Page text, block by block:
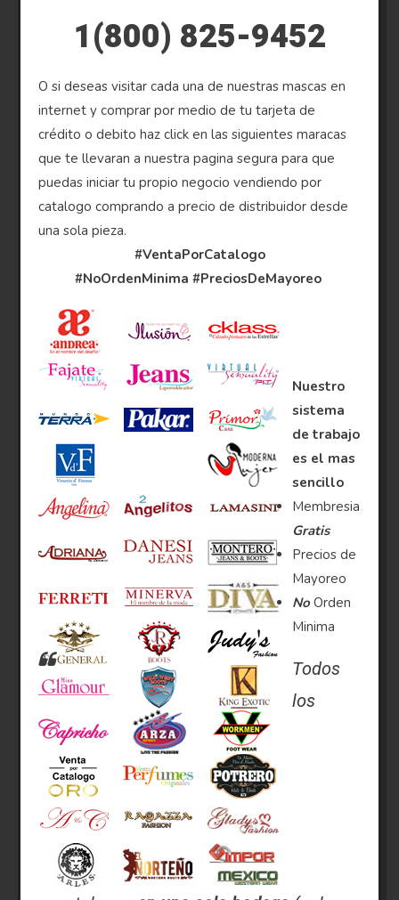
1(800) 825-9452
O si deseas visitar cada una de nuestras mascas en
internet y comprar por medio de tu tarjeta de
crédito o debito haz click en las siguientes maracas
que te llevaran a nuestra pagina segura para que
puedas iniciar tu propio negocio vendiendo por
catalogo comprando a precio de distribuidor desde
una sola pieza.
#VentaPorCatalogo
#NoOrdenMinima #PreciosDeMayoreo
Nuestro
sistema
de trabajo
es el mas
sencillo
Membresia
Gratis
Precios de
Mayoreo
No Orden
Minima
Todos
los